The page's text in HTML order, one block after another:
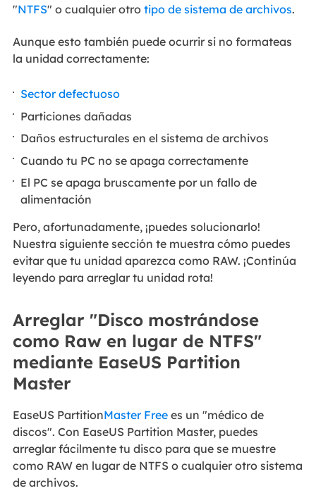
"NTFS" o cualquier otro tipo de sistema de archivos.
Aunque esto también puede ocurrir si no formateas
la unidad correctamente:
Sector defectuoso
Particiones dañadas
Daños estructurales en el sistema de archivos
Cuando tu PC no se apaga correctamente
El PC se apaga bruscamente por un fallo de
alimentación
Pero, afortunadamente, ¡puedes solucionarlo!
Nuestra siguiente sección te muestra cómo puedes
evitar que tu unidad aparezca como RAW. ¡Continúa
leyendo para arreglar tu unidad rota!
Arreglar "Disco mostrándose
como Raw en lugar de NTFS"
mediante EaseUS Partition
Master
EaseUS PartitionMaster Freees un "médico de
discos". Con EaseUS Partition Master, puedes
arreglar fácilmente tu disco para que se muestre
como RAW en lugar de NTFS o cualquier otro sistema
de archivos.